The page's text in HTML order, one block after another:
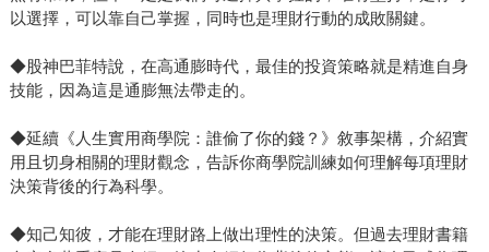
以選擇，可以靠自己掌握，同時也是理財行動的成敗關鍵。
◆股神巴菲特說，在高通膨時代，最佳的投資策略就是精進自身
技能，因為這是通膨無法帶走的。
◆延續《人生實用商學院：誰偷了你的錢？》敘事架構，介紹實
用且切身相關的理財觀念，告訴你商學院訓練如何理解每項理財
決策背後的行為科學。
◆知己知彼，才能在理財路上做出理性的決策。但過去理財書籍